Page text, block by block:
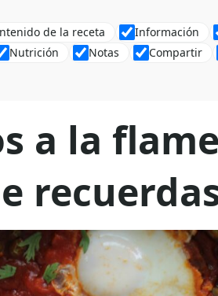
de la receta
Información
Nutrición Notas Compartir
a la